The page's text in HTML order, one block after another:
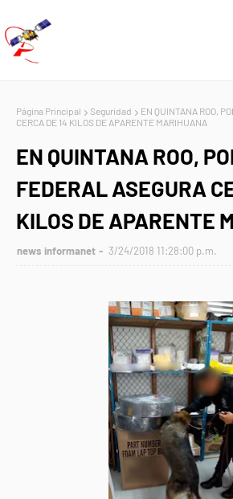
Página Principal Seguridad
EN QUINTANA ROO,
CERCA DE 14 KILOS DE APARENTE MARIHUANA
EN QUINTANA ROO,
FEDERAL ASEGURA
KILOS DE APARENTE
news informanet 3/24/2018 11:28:00 p.m.